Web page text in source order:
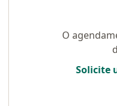
O
Solicite